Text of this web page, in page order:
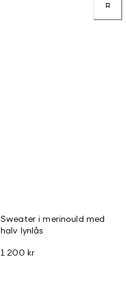
Sweater i merinould med
halv lynlås
1 200 kr